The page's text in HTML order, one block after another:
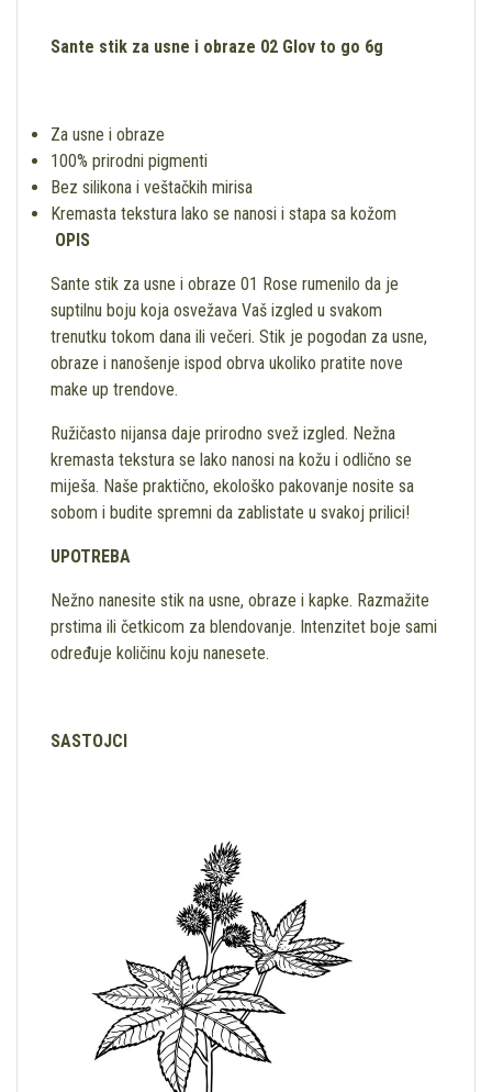
Sante stik za usne i obraze 02 Glov to go 6g
Za usne i obraze
100% prirodni pigmenti
Bez silikona i veštačkih mirisa
Kremasta tekstura lako se nanosi i stapa sa kožom
OPIS
Sante stik za usne i obraze 01 Rose rumenilo da je
suptilnu boju koja osvežava Vaš izgled u svakom
trenutku tokom dana ili večeri. Stik je pogodan za usne,
obraze i nanošenje ispod obrva ukoliko pratite nove
make up trendove.
Ružičasto nijansa daje prirodno svež izgled. Nežna
kremasta tekstura se lako nanosi na kožu i odlično se
miješa. Naše praktično, ekološko pakovanje nosite sa
sobom i budite spremni da zablistate u svakoj prilici!
UPOTREBA
Nežno nanesite stik na usne, obraze i kapke. Razmažite
prstima ili četkicom za blendovanje. Intenzitet boje sami
određuje količinu koju nanesete.
SASTOJCI